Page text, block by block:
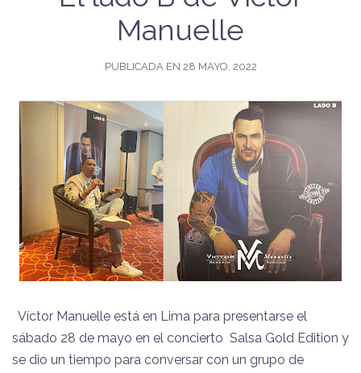
Manuelle
PUBLICADA EN 28 MAYO, 2022
Víctor Manuelle está en Lima para presentarse el
sábado 28 de mayo en el concierto Salsa Gold Edition y
se dio un tiempo para conversar con un grupo de